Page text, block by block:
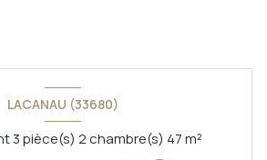
LACANAU (33680)
Appartement 3 pièce(s) 2 chambre(s) 47 m²